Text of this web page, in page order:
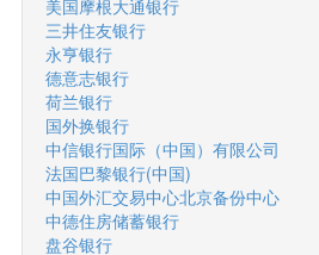
美国摩根大通银行
三井住友银行
永亨银行
德意志银行
荷兰银行
国外换银行
中信银行国际（中国）有限公司
法国巴黎银行(中国)
中国外汇交易中心北京备份中心
中德住房储蓄银行
盘谷银行